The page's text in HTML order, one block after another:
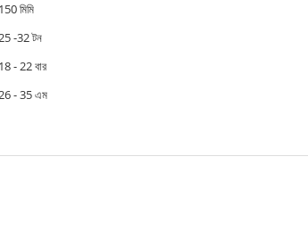
150 মিমি
-32 টন
18 - 22 বার
- 35 এম